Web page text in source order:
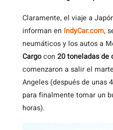
Claramente, el viaje a
informan en IndyCar.com,
neumáticos y los autos a
Cargocon 20 toneladas de
comenzaron a salir el
Angeles (después de unas
para finalmente tomar un
horas).